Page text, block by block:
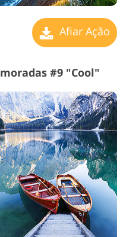
Afiar Ação
#9 "Cool"